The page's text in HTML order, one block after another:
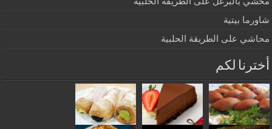
شاورما بيتية
محاشي على الطريقة الحلبية
أخترنا لكم